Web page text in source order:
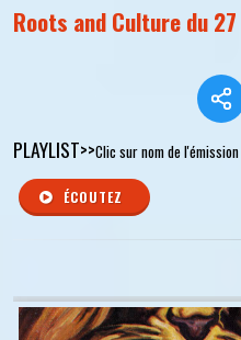
Roots and Culture du
PLAYLIST>>Clic sur nom de l'émission
ÉCOUTEZ